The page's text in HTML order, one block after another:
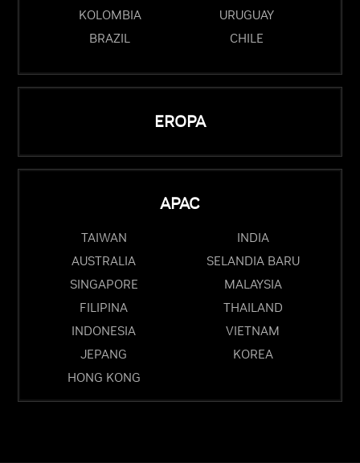
KOLOMBIA
URUGUAY
BRAZIL
CHILE
EROPA
APAC
TAIWAN
INDIA
AUSTRALIA
SELANDIA BARU
SINGAPORE
MALAYSIA
FILIPINA
THAILAND
INDONESIA
VIETNAM
JEPANG
KOREA
HONG KONG